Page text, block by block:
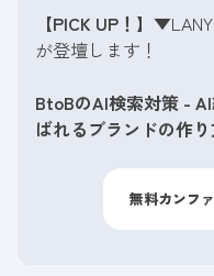
【PICK UP！】
が登壇します！
BtoBのAI検索対策 -
ばれるブランドの作
無料カンフ